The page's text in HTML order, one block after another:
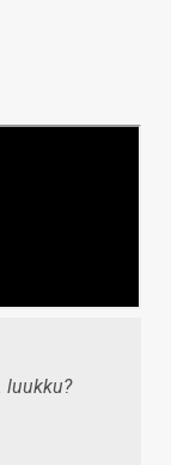
luukku?